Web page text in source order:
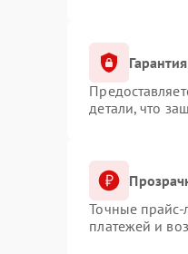
детали, что
Точные прайс-
платежей и